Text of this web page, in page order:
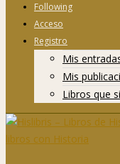
Following
Acceso
Registro
Mis
Mis
Libros que